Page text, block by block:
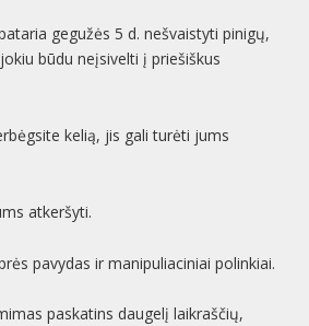
gegužės 5 d. nešvaistyti pinigų,
būdu neįsivelti į priešiškus
kelią, jis gali turėti jums
atkeršyti.
pavydas ir manipuliaciniai polinkiai.
paskatins daugelį laikraščių,